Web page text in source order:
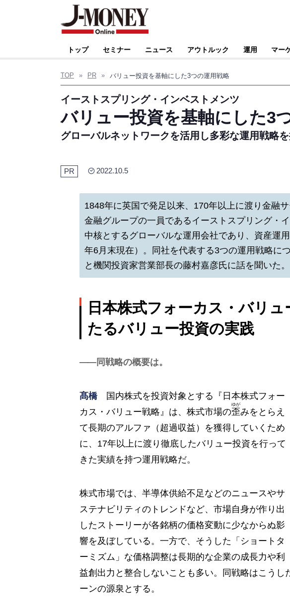
トップ セミナー ニュース アウトルック 運用 マー
TOP » PR » バリュー投資を基軸にした3つの運用戦略
イーストスプリング・インベストメンツ
バリュー投資を基軸にした3
グローバルネットワークを活用し多彩な運用戦略
PR 2022.10.5
1848年に英国で発足以来、170年以上に渡り金融
金融グループの一員であるイーストスプリング・
中核とするグローバルな運用会社であり、資産運
年6月末現在）。同社を代表する3つの運用戦略に
と機関投資家営業部長の藤村嘉彦氏に話を聞いた。
日本株式フォーカス・バリ
たるバリュー投資の実践
同戦略の概要は。
髙橋国内株式を投資対象とする『日本株式フォー
カス・バリュー戦略』は、株式市場の歪
ゆが
みをとらえ
て長期のアルファ（超過収益）を獲得していくため
に、17年以上に渡り徹底したバリュー投資を行って
きた実績を持つ運用戦略だ。
株式市場では、半導体供給不足などのニュースやサ
ステナビリティのトレンドなど、市場自身が作り出
したストーリーが各銘柄の価格変動に少なからぬ影
響を及ぼしている。一方で、そうした「ショートタ
ーミズム」な価格調整は長期的な企業の成長力や利
益創出力と整合しないことも多い。同戦略はこうし
ーンの源泉とする。